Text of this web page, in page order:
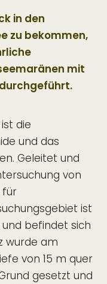
in den
zu bekommen,
mit
die
und das
Geleitet und
von
für
ist
befindet sich
wurde am
von 15 m quer
gesetzt und